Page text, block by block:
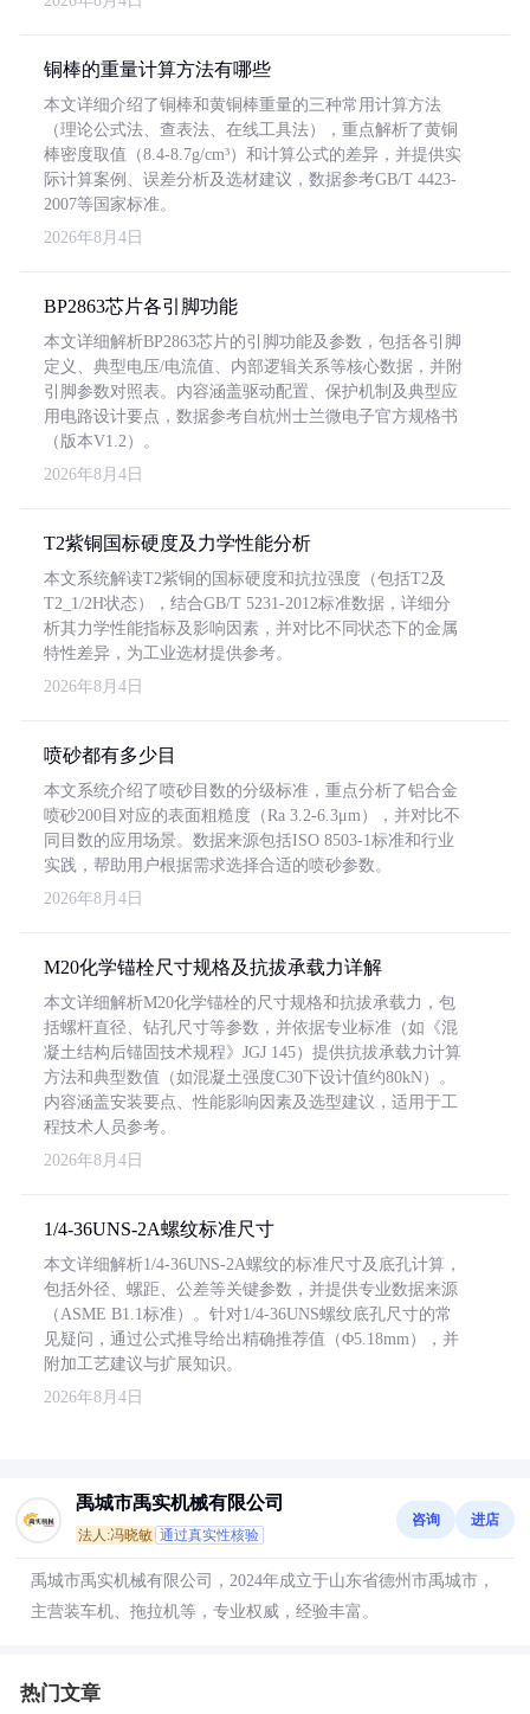
铜棒的重量计算方法有哪些
本文详细介绍了铜棒和黄铜棒重量的三种常用计算方法
（理论公式法、查表法、在线工具法），重点解析了黄铜
棒密度取值（8.4-8.7g/cm³）和计算公式的差异，并提供实
际计算案例、误差分析及选材建议，数据参考GB/T 4423-
2007等国家标准。
2026年8月4日
BP2863芯片各引脚功能
本文详细解析BP2863芯片的引脚功能及参数，包括各引脚
定义、典型电压/电流值、内部逻辑关系等核心数据，并附
引脚参数对照表。内容涵盖驱动配置、保护机制及典型应
用电路设计要点，数据参考自杭州士兰微电子官方规格书
（版本V1.2）。
2026年8月4日
T2紫铜国标硬度及力学性能分析
本文系统解读T2紫铜的国标硬度和抗拉强度（包括T2及
T2_1/2H状态），结合GB/T 5231-2012标准数据，详细分
析其力学性能指标及影响因素，并对比不同状态下的金属
特性差异，为工业选材提供参考。
2026年8月4日
喷砂都有多少目
本文系统介绍了喷砂目数的分级标准，重点分析了铝合金
喷砂200目对应的表面粗糙度（Ra 3.2-6.3μm），并对比不
同目数的应用场景。数据来源包括ISO 8503-1标准和行业
实践，帮助用户根据需求选择合适的喷砂参数。
2026年8月4日
M20化学锚栓尺寸规格及抗拔承载力详解
本文详细解析M20化学锚栓的尺寸规格和抗拔承载力，包
括螺杆直径、钻孔尺寸等参数，并依据专业标准（如《混
凝土结构后锚固技术规程》JGJ 145）提供抗拔承载力计算
方法和典型数值（如混凝土强度C30下设计值约80kN）。
内容涵盖安装要点、性能影响因素及选型建议，适用于工
程技术人员参考。
2026年8月4日
1/4-36UNS-2A螺纹标准尺寸
本文详细解析1/4-36UNS-2A螺纹的标准尺寸及底孔计算，
包括外径、螺距、公差等关键参数，并提供专业数据来源
（ASME B1.1标准）。针对1/4-36UNS螺纹底孔尺寸的常
见疑问，通过公式推导给出精确推荐值（Φ5.18mm），并
附加工艺建议与扩展知识。
2026年8月4日
禹城市禹实机械有限公司
法人:冯晓敏 通过真实性核验
咨询 进店
禹城市禹实机械有限公司，2024年成立于山东省德州市禹城市，
主营装车机、拖拉机等，专业权威，经验丰富。
热门文章